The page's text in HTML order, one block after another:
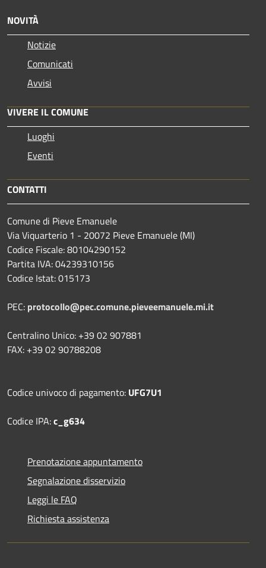
NOVITÀ
Notizie
Comunicati
Avvisi
VIVERE IL COMUNE
Luoghi
Eventi
CONTATTI
Comune di Pieve Emanuele
Via Viquarterio 1 - 20072 Pieve Emanuele (MI)
Codice Fiscale: 80104290152
Partita IVA: 04239310156
Codice Istat: 015173
PEC: protocollo@pec.comune.pieveemanuele.mi.it
Centralino Unico: +39 02 907881
FAX: +39 02 90788208
Codice univoco di pagamento: UFG7U1
Codice IPA:c_g634
Prenotazione appuntamento
Segnalazione disservizio
Leggi le FAQ
Richiesta assistenza